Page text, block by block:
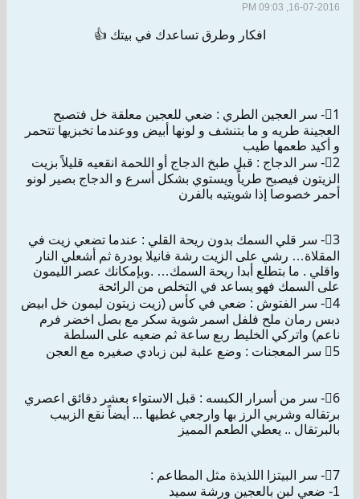
16-07-2016, 09:03 PM
افكار وطرق تساعدك في بيتك 👍
1⃣- سر العجين الطري : ضعي للعجين معلقة خل فتصبح
العجينة طريه و ما بتنشف و لونها أبيض ووعندما تخبزيها تتحمر
و أكيد طعمها طيب
2⃣- سر الدجاج : قبل طبخ الدجاج أو اللحمة انقعيه قليلاً بزيت
الزيتون فيصبح طرياً ويستوي بشكل أسرع و الدجاج بصير لونو
أحمر خصوصا إذا شويتيه بالفرن
3⃣- سر قلي السمك بدون ريحة القلي : عندما تضعي زيت في
المقلاة… رشي على الزيت رشة فانيلا بودرة ثم أشعلي النار
واقلي . ما بتطلع أبدا ريحة السمك… .وبإمكانك عصر الليمون
على السمك فهو يساعد في التخلص من الرائحة
4⃣- سر الفتوش : ضعي في كأس (زيت زيتون ليمون خل ابيض
دبس رمان ملح فلفل اسمر شوية سكر مع بصل اخضر فرم
ناعم) واتركي الخليط ربع ساعة ثم ضعيه على السلطة
5⃣ سر المعجنات : وضع علبة لبن زبادي صغيره مع العجن
6⃣- سر من أسرار الكبسه : قبل الاستواء بعشر دقائق اعصري
برتقاله وشربي الرز بها وارجعي غطيها ... أيضاً نقع الزبيب
بالبرتقال .. يعطي الطعم المميز
7⃣- سر البيتزا اللذيذة مثل المطاعم :
1- ضعي لبن بالعجين ورشة سميد